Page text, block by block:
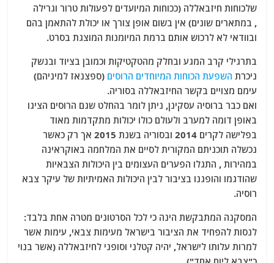
שלכוחות חיזבאללה (ככוחות המיועדים לפעולות טרור וגרילה
, במתארים שונים) אין בשום אופן צורך או יכולת להתאמן בהם
ובוודאי לא לרכוש אותם ברמת המיומנות המוצגת בסרט.
בתרגילי קרב המגע ובחלק מהטקטיקות וכמובן בציוד ובנשק
ניכרת השפעת הכוחות המיוחדים הרוסים (ספצנאז למיניהם)
עימם מצויים בקשר החיזבאללה בסוריה.
ואם כבר ברוסיה עסקינן, ניתן לומר בהחלט שגם הרוסים הציגו
באופן דומה למערב ולעולם כולו יכולות מתקדמות מאוד
בפלישה לקרים 2014 ובסוריה בשנת 2015 אך רק כאשר
נכשלה תוכניתם המקורית לסיים את המלחמה באוקראינה
במהירות , התגלו הפערים העצומים בין היכולות הצבאיות
שהודגמו והופגנו בציבור לבין היכולות האמיתיות של עיקר צבא
רוסיה.
המסקנה המתבקשת הינה כי לכל הסרטונים מטרה אחת בלבד:
לנסות להפחיד את הציבור בישראל מעימות צבאי, עימות אשר
למרות עלותו לישראל, יהיה קטלני וסופני לחיזבאללה (אשר בנוי